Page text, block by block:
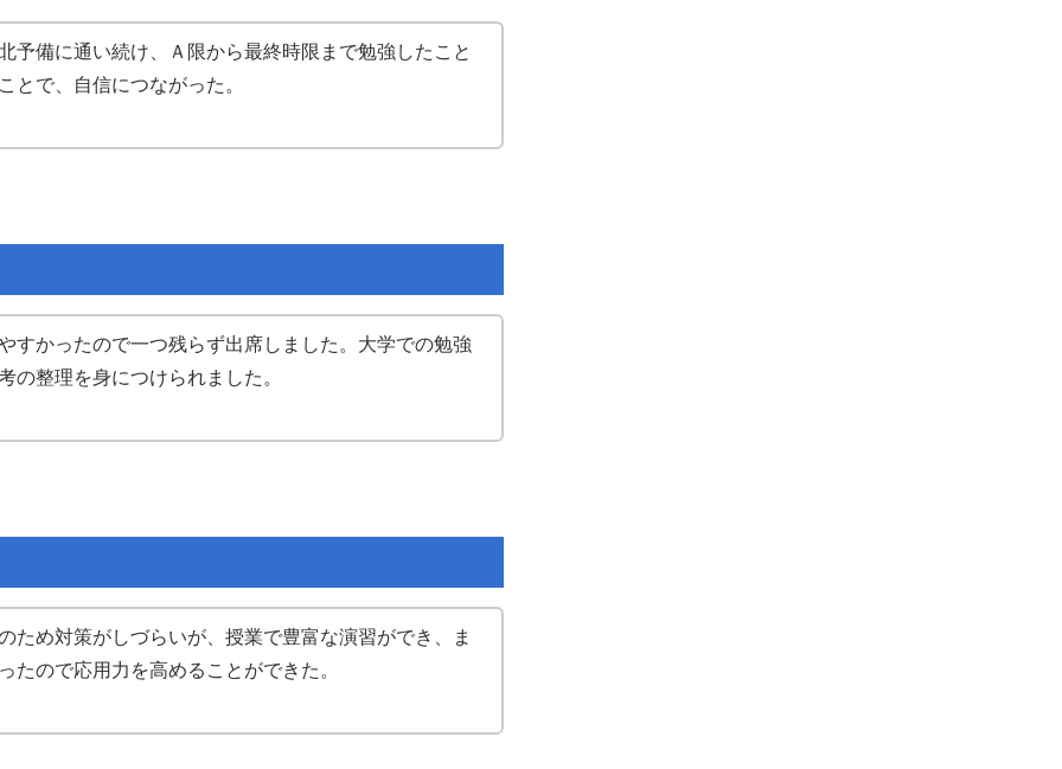
予備に通い続け、Ａ限から最終時限まで勉強したこと
とで、自信につながった。
すかったので一つ残らず出席しました。大学での勉強
の整理を身につけられました。
ため対策がしづらいが、授業で豊富な演習ができ、ま
たので応用力を高めることができた。